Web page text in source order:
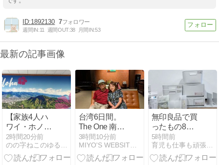
1892130 7
週間IN:11 週間OUT:38 月間IN:53
最新の記事画像
【家族4人ハ
ワイ・ホノル
ルの旅②】ホ
ノルル空港に
到着！ドキド
2時間20分前
のの字ねこのゆるっとLife
台湾6日間。
The One 南園
人文客棧に魅
かれて 27 - 燕
來閣でレコー
3時間10分前
MIYO'S WEBSITE-全盲難聴のんたんの育児記録と…
無印良品で買
ったもの8点
まとめ◎我が
家の使い方も
紹介！
5時間前
育児も仕事も頑張るママ お得リサーチライフ